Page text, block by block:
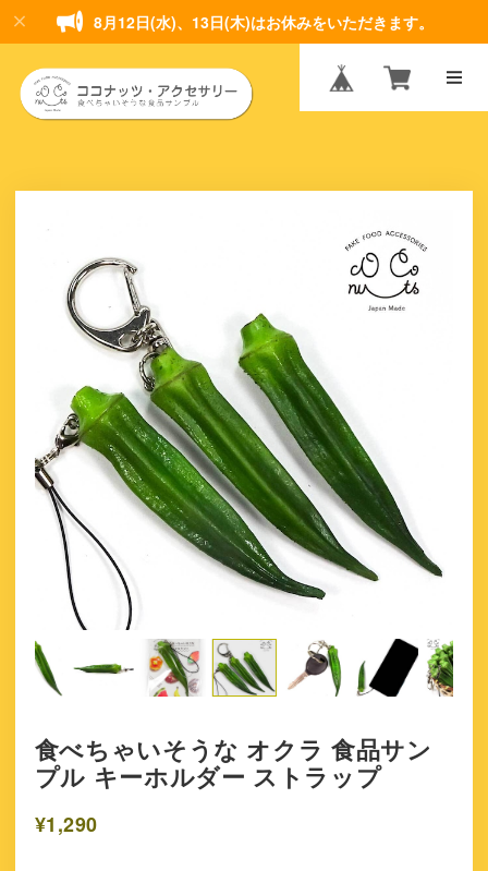
8月12日(水)、13日(木)はお休みをいただきます。
食べちゃいそうな オクラ 食品サン
プル キーホルダー ストラップ
¥1,290